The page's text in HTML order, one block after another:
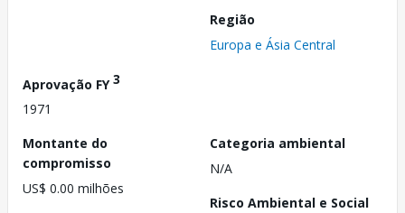
Região
Europa e Ásia Central
Aprovação FY3
1971
Montante do
compromisso
US$ 0.00 milhões
Categoria ambiental
N/A
Risco Ambiental e Social